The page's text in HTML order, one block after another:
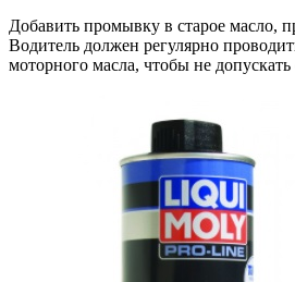
Добавить промывку в старое масло,
Водитель должен регулярно
моторного масла, чтобы не допускать